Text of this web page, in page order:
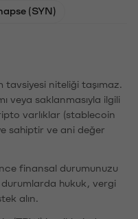
(SYN)
tavsiyesi niteliği taşımaz.
veya saklanmasıyla ilgili
varlıklar (stablecoin
sahiptir ve ani değer
finansal durumunuzu
hukuk, vergi
alın.